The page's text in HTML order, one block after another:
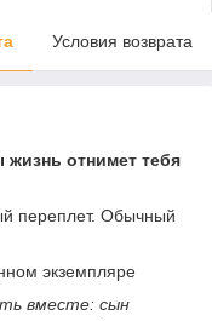
Условия возврата
отнимет тебя
переплет. Обычный
экземпляре
вместе: сын